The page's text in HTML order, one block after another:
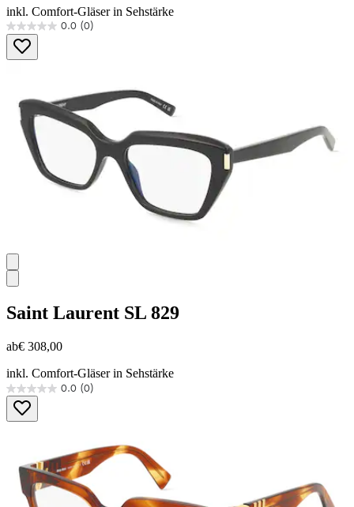
inkl. Comfort-Gläser in Sehstärke
0.0 (0)
0.0
von
5
Saint Laurent SL 829
ab€ 308,00
inkl. Comfort-Gläser in Sehstärke
0.0 (0)
0.0
von
5